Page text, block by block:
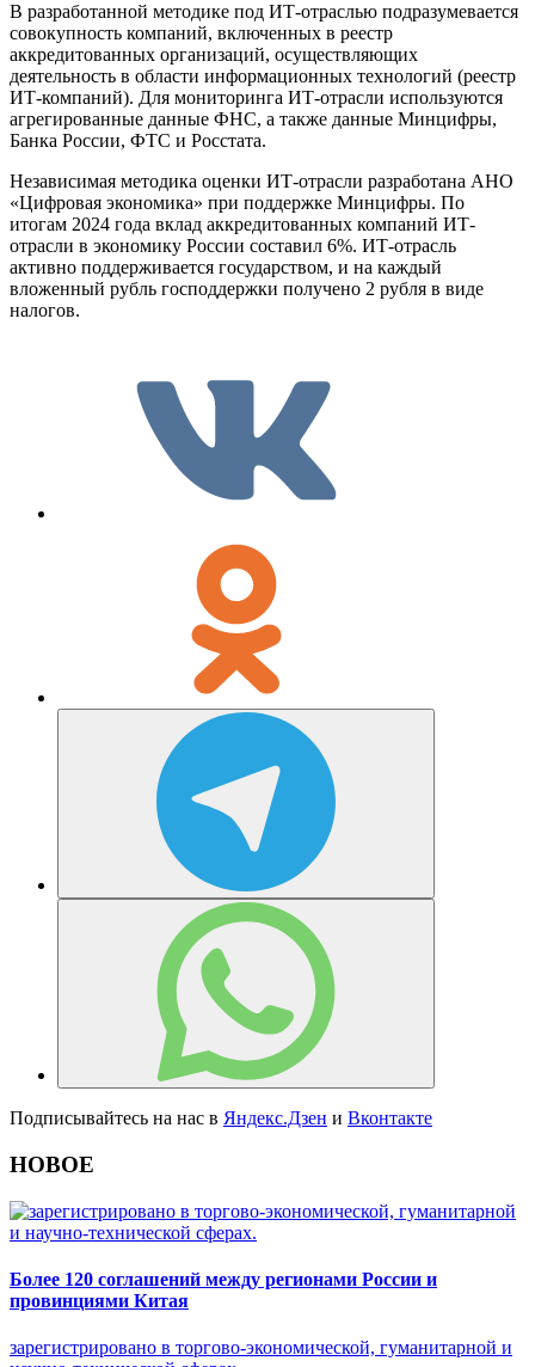
В разработанной методике под ИТ-отраслью подразумевается
совокупность компаний, включенных в реестр
аккредитованных организаций, осуществляющих
деятельность в области информационных технологий (реестр
ИТ-компаний). Для мониторинга ИТ-отрасли используются
агрегированные данные ФНС, а также данные Минцифры,
Банка России, ФТС и Росстата.
Независимая методика оценки ИТ-отрасли разработана АНО
«Цифровая экономика» при поддержке Минцифры. По
итогам 2024 года вклад аккредитованных компаний ИТ-
отрасли в экономику России составил 6%. ИТ-отрасль
активно поддерживается государством, и на каждый
вложенный рубль господдержки получено 2 рубля в виде
налогов.
Подписывайтесь на нас в Яндекс.Дзен и Вконтакте
НОВОЕ
Более 120 соглашений между регионами России и
провинциями Китая
зарегистрировано в торгово-экономической, гуманитарной и